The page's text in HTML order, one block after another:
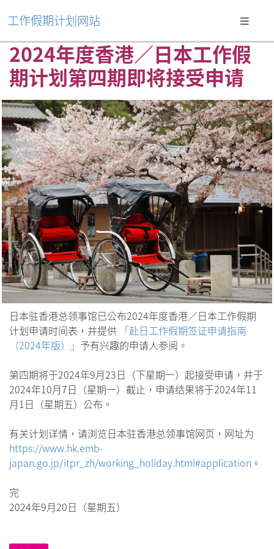
工作假期计划网站
2024年度香港／日本工作假
期计划第四期即将接受申请
日本驻香港总领事馆已公布2024年度香港／日本工作假期
计划申请时间表，并提供 「赴日工作假期签证申请指南
（2024年版）」 予有兴趣的申请人参阅。
第四期将于2024年9月23日（下星期一）起接受申请，并于
2024年10月7日（星期一）截止，申请结果将于2024年11
月1日（星期五）公布。
有关计划详情，请浏览日本驻香港总领事馆网页，网址为
https://www.hk.emb-
japan.go.jp/itpr_zh/working_holiday.html#application 。
完
2024年9月20日（星期五）